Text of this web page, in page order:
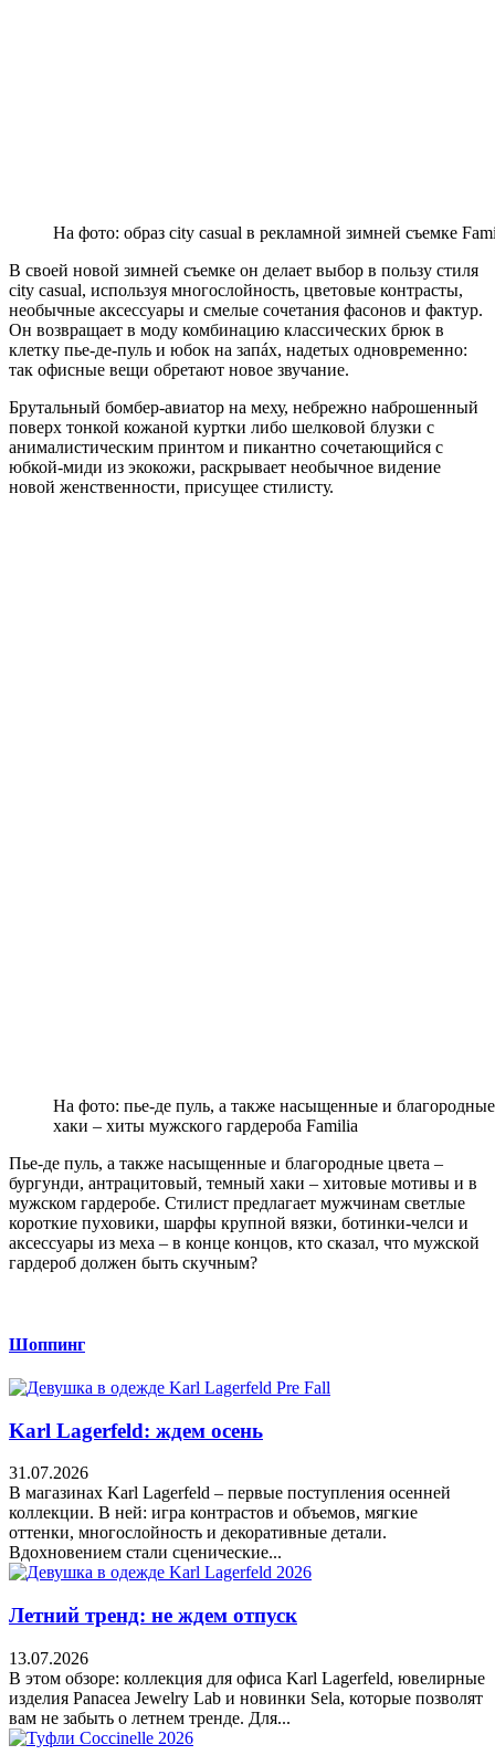
На фото: образ city casual в рекламной зимней съемке
В своей новой зимней съемке он делает выбор в пользу стиля
city casual, используя многослойность, цветовые контрасты,
необычные аксессуары и смелые сочетания фасонов и фактур.
Он возвращает в моду комбинацию классических брюк в
клетку пье-де-пуль и юбок на запáх, надетых одновременно:
так офисные вещи обретают новое звучание.
Брутальный бомбер-авиатор на меху, небрежно наброшенный
поверх тонкой кожаной куртки либо шелковой блузки с
анималистическим принтом и пикантно сочетающийся с
юбкой-миди из экокожи, раскрывает необычное видение
новой женственности, присущее стилисту.
На фото: пье-де пуль, а также насыщенные и
хаки – хиты мужского гардероба Familia
Пье-де пуль, а также насыщенные и благородные цвета –
бургунди, антрацитовый, темный хаки – хитовые мотивы и в
мужском гардеробе. Стилист предлагает мужчинам светлые
короткие пуховики, шарфы крупной вязки, ботинки-челси и
аксессуары из меха – в конце концов, кто сказал, что мужской
гардероб должен быть скучным?
Шоппинг
Karl Lagerfeld: ждем осень
31.07.2026
В магазинах Karl Lagerfeld – первые поступления осенней
коллекции. В ней: игра контрастов и объемов, мягкие
оттенки, многослойность и декоративные детали.
Вдохновением стали сценические...
Летний тренд: не ждем отпуск
13.07.2026
В этом обзоре: коллекция для офиса Karl Lagerfeld, ювелирные
изделия Panacea Jewelry Lab и новинки Sela, которые позволят
вам не забыть о летнем тренде. Для...